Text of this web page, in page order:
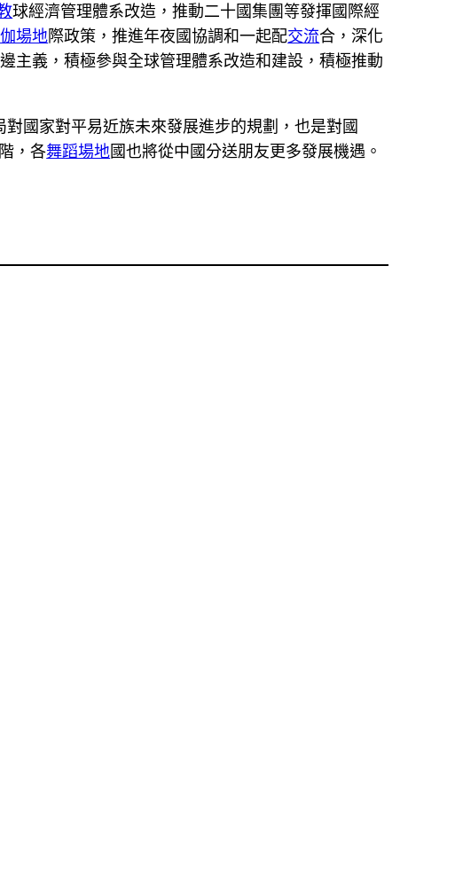
球經濟管理體系改造，推動二十國集團等發揮國際經
場地際政策，推進年夜國協調和一起配交流合，深化
主義，積極參與全球管理體系改造和建設，積極推動
國家對平易近族未來發展進步的規劃，也是對國
，各舞蹈場地國也將從中國分送朋友更多發展機遇。